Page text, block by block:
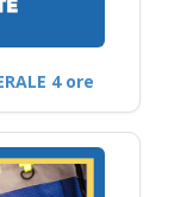
4 ore